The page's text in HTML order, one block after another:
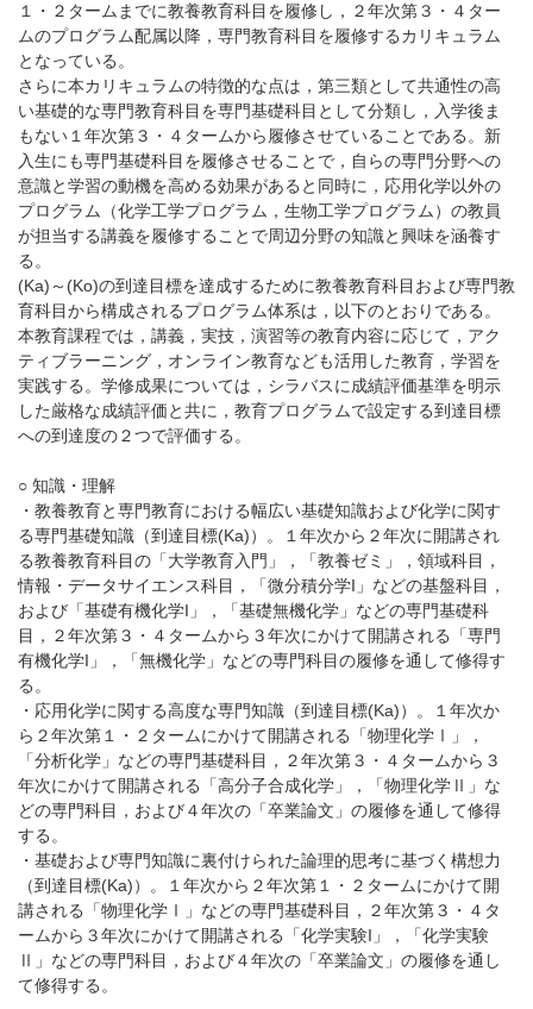
１・２タームまでに教養教育科目を履修し，２年次第３・４ター
ムのプログラム配属以降，専門教育科目を履修するカリキュラム
となっている。
さらに本カリキュラムの特徴的な点は，第三類として共通性の高
い基礎的な専門教育科目を専門基礎科目として分類し，入学後ま
もない１年次第３・４タームから履修させていることである。新
入生にも専門基礎科目を履修させることで，自らの専門分野への
意識と学習の動機を高める効果があると同時に，応用化学以外の
プログラム（化学工学プログラム，生物工学プログラム）の教員
が担当する講義を履修することで周辺分野の知識と興味を涵養す
る。
(Ka)～(Ko)の到達目標を達成するために教養教育科目および専門教
育科目から構成されるプログラム体系は，以下のとおりである。
本教育課程では，講義，実技，演習等の教育内容に応じて，アク
ティブラーニング，オンライン教育なども活用した教育，学習を
実践する。学修成果については，シラバスに成績評価基準を明示
した厳格な成績評価と共に，教育プログラムで設定する到達目標
への到達度の２つで評価する。
○ 知識・理解
・教養教育と専門教育における幅広い基礎知識および化学に関す
る専門基礎知識（到達目標(Ka)）。１年次から２年次に開講され
る教養教育科目の「大学教育入門」，「教養ゼミ」，領域科目，
情報・データサイエンス科目，「微分積分学I」などの基盤科目，
および「基礎有機化学I」，「基礎無機化学」などの専門基礎科
目，２年次第３・４タームから３年次にかけて開講される「専門
有機化学I」，「無機化学」などの専門科目の履修を通して修得す
る。
・応用化学に関する高度な専門知識（到達目標(Ka)）。１年次か
ら２年次第１・２タームにかけて開講される「物理化学Ⅰ」，
「分析化学」などの専門基礎科目，２年次第３・４タームから３
年次にかけて開講される「高分子合成化学」，「物理化学Ⅱ」な
どの専門科目，および４年次の「卒業論文」の履修を通して修得
する。
・基礎および専門知識に裏付けられた論理的思考に基づく構想力
（到達目標(Ka)）。１年次から２年次第１・２タームにかけて開
講される「物理化学Ⅰ」などの専門基礎科目，２年次第３・４タ
ームから３年次にかけて開講される「化学実験I」，「化学実験
Ⅱ」などの専門科目，および４年次の「卒業論文」の履修を通し
て修得する。